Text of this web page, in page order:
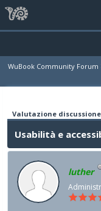
WuBook Community Forum
Valutazione
Usabilità e
luther